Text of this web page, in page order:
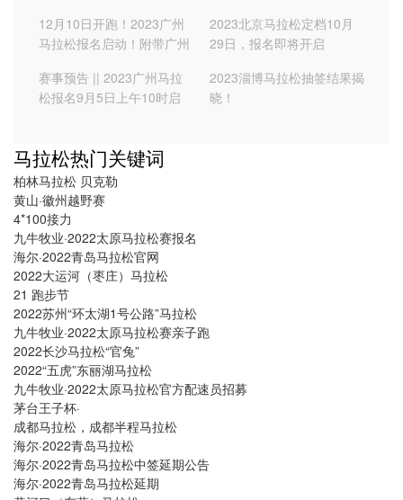
12月10日开跑！2023广州
马拉松报名启动！附带广州
2023北京马拉松定档10月
29日，报名即将开启
赛事预告 || 2023广州马拉
松报名9月5日上午10时启
2023淄博马拉松抽签结果揭
晓！
马拉松热门关键词
柏林马拉松 贝克勒
黄山·徽州越野赛
4*100接力
九牛牧业·2022太原马拉松赛报名
海尔·2022青岛马拉松官网
2022大运河（枣庄）马拉松
21 跑步节
2022苏州“环太湖1号公路”马拉松
九牛牧业·2022太原马拉松赛亲子跑
2022长沙马拉松“官兔”
2022“五虎”东丽湖马拉松
九牛牧业·2022太原马拉松官方配速员招募
茅台王子杯·
成都马拉松，成都半程马拉松
海尔·2022青岛马拉松
海尔·2022青岛马拉松中签延期公告
海尔·2022青岛马拉松延期